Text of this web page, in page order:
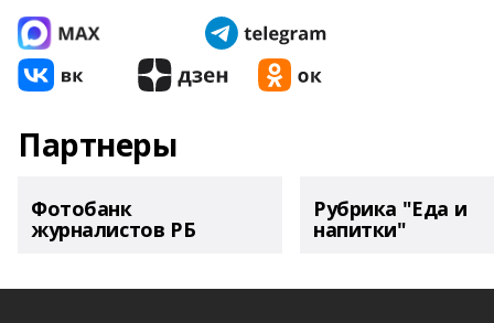
Партнеры
Фотобанк
журналистов РБ
Рубрика "Еда и
напитки"